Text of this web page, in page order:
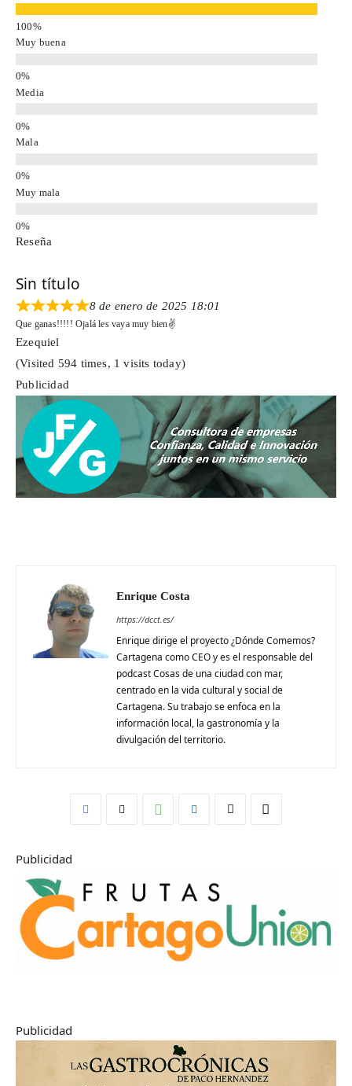
Muy buena
Media
Mala
Muy mala
Reseña
Sin título
8 de enero de 2025 18:01
Que ganas!!!!! Ojalá les vaya muy bien✌️
Ezequiel
(Visited 594 times, 1 visits today)
Publicidad
Enrique Costa
https://dcct.es/
Enrique dirige el proyecto ¿Dónde Comemos?
Cartagena como CEO y es el responsable del
podcast Cosas de una ciudad con mar,
centrado en la vida cultural y social de
Cartagena. Su trabajo se enfoca en la
información local, la gastronomía y la
divulgación del territorio.
Publicidad
Publicidad